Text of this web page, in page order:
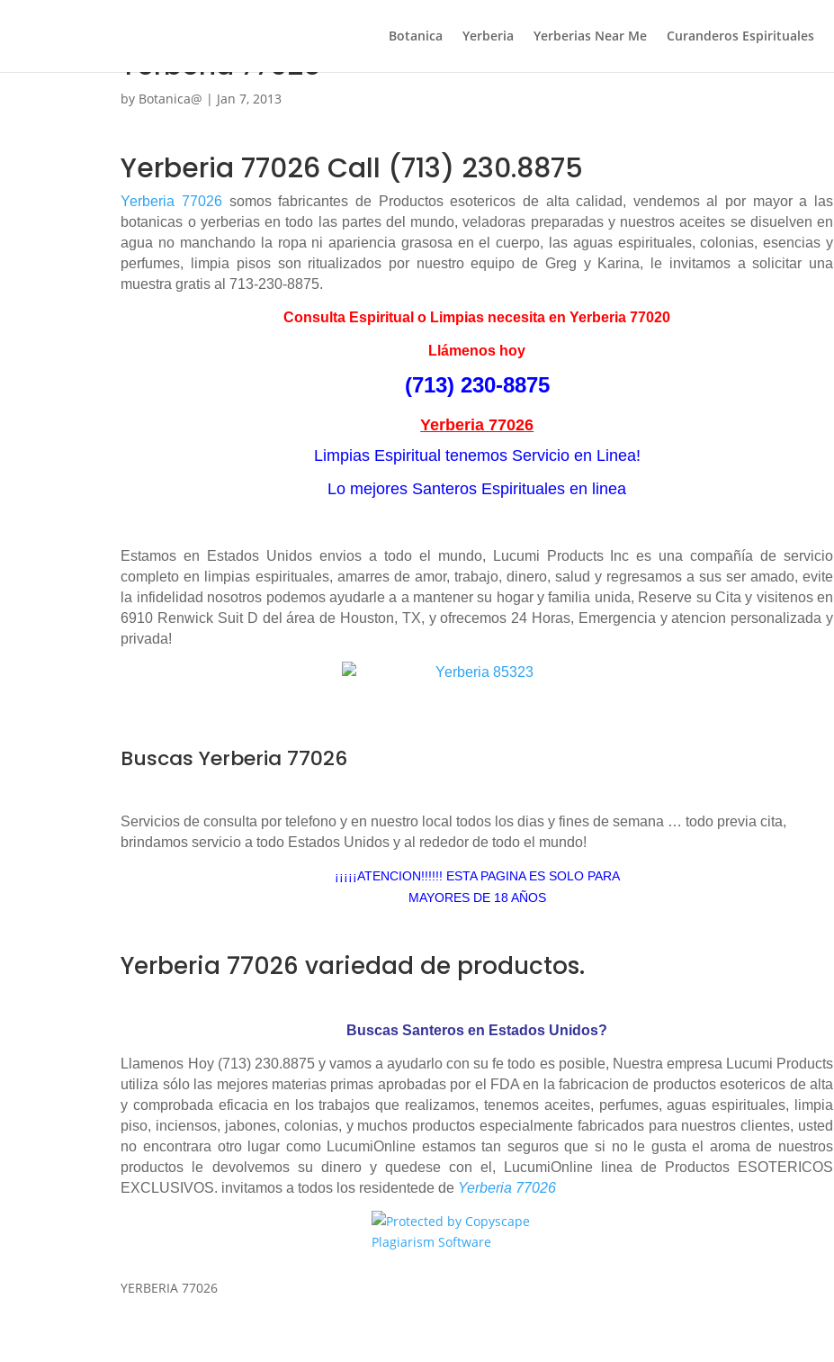
Botanica Yerberia Yerberias Near Me Curanderos Espirituales
Yerberia 77026
by Botanica@ | Jan 7, 2013
Yerberia 77026 Call (713) 230.8875
Yerberia 77026 somos fabricantes de Productos esotericos de alta calidad, vendemos al por mayor a las
botanicas o yerberias en todo las partes del mundo, veladoras preparadas y nuestros aceites se disuelven en
agua no manchando la ropa ni apariencia grasosa en el cuerpo, las aguas espirituales, colonias, esencias y
perfumes, limpia pisos son ritualizados por nuestro equipo de Greg y Karina, le invitamos a solicitar una
muestra gratis al 713-230-8875.
Consulta Espiritual o Limpias necesita en Yerberia 77020
Llámenos hoy
(713) 230-8875
Yerberia 77026
Limpias Espiritual tenemos Servicio en Linea!
Lo mejores Santeros Espirituales en linea
Estamos en Estados Unidos envios a todo el mundo, Lucumi Products Inc es una compañía de servicio
completo en limpias espirituales, amarres de amor, trabajo, dinero, salud y regresamos a sus ser amado, evite
la infidelidad nosotros podemos ayudarle a a mantener su hogar y familia unida, Reserve su Cita y visitenos en
6910 Renwick Suit D del área de Houston, TX, y ofrecemos 24 Horas, Emergencia y atencion personalizada y
privada!
Buscas Yerberia 77026
Servicios de consulta por telefono y en nuestro local todos los dias y fines de semana … todo previa cita,
brindamos servicio a todo Estados Unidos y al rededor de todo el mundo!
¡¡¡¡¡ATENCION!!!!!! ESTA PAGINA ES SOLO PARA
MAYORES DE 18 AÑOS
Yerberia 77026 variedad de productos.
Buscas Santeros en Estados Unidos?
Llamenos Hoy (713) 230.8875 y vamos a ayudarlo con su fe todo es posible, Nuestra empresa Lucumi Products
utiliza sólo las mejores materias primas aprobadas por el FDA en la fabricacion de productos esotericos de alta
y comprobada eficacia en los trabajos que realizamos, tenemos aceites, perfumes, aguas espirituales, limpia
piso, inciensos, jabones, colonias, y muchos productos especialmente fabricados para nuestros clientes, usted
no encontrara otro lugar como LucumiOnline estamos tan seguros que si no le gusta el aroma de nuestros
productos le devolvemos su dinero y quedese con el, LucumiOnline linea de Productos ESOTERICOS
EXCLUSIVOS. invitamos a todos los residentede de Yerberia 77026
YERBERIA 77026